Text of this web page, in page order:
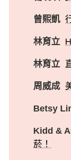
曾熙凱
林育立
林育立
周威成
Betsy
Kidd &
菸！